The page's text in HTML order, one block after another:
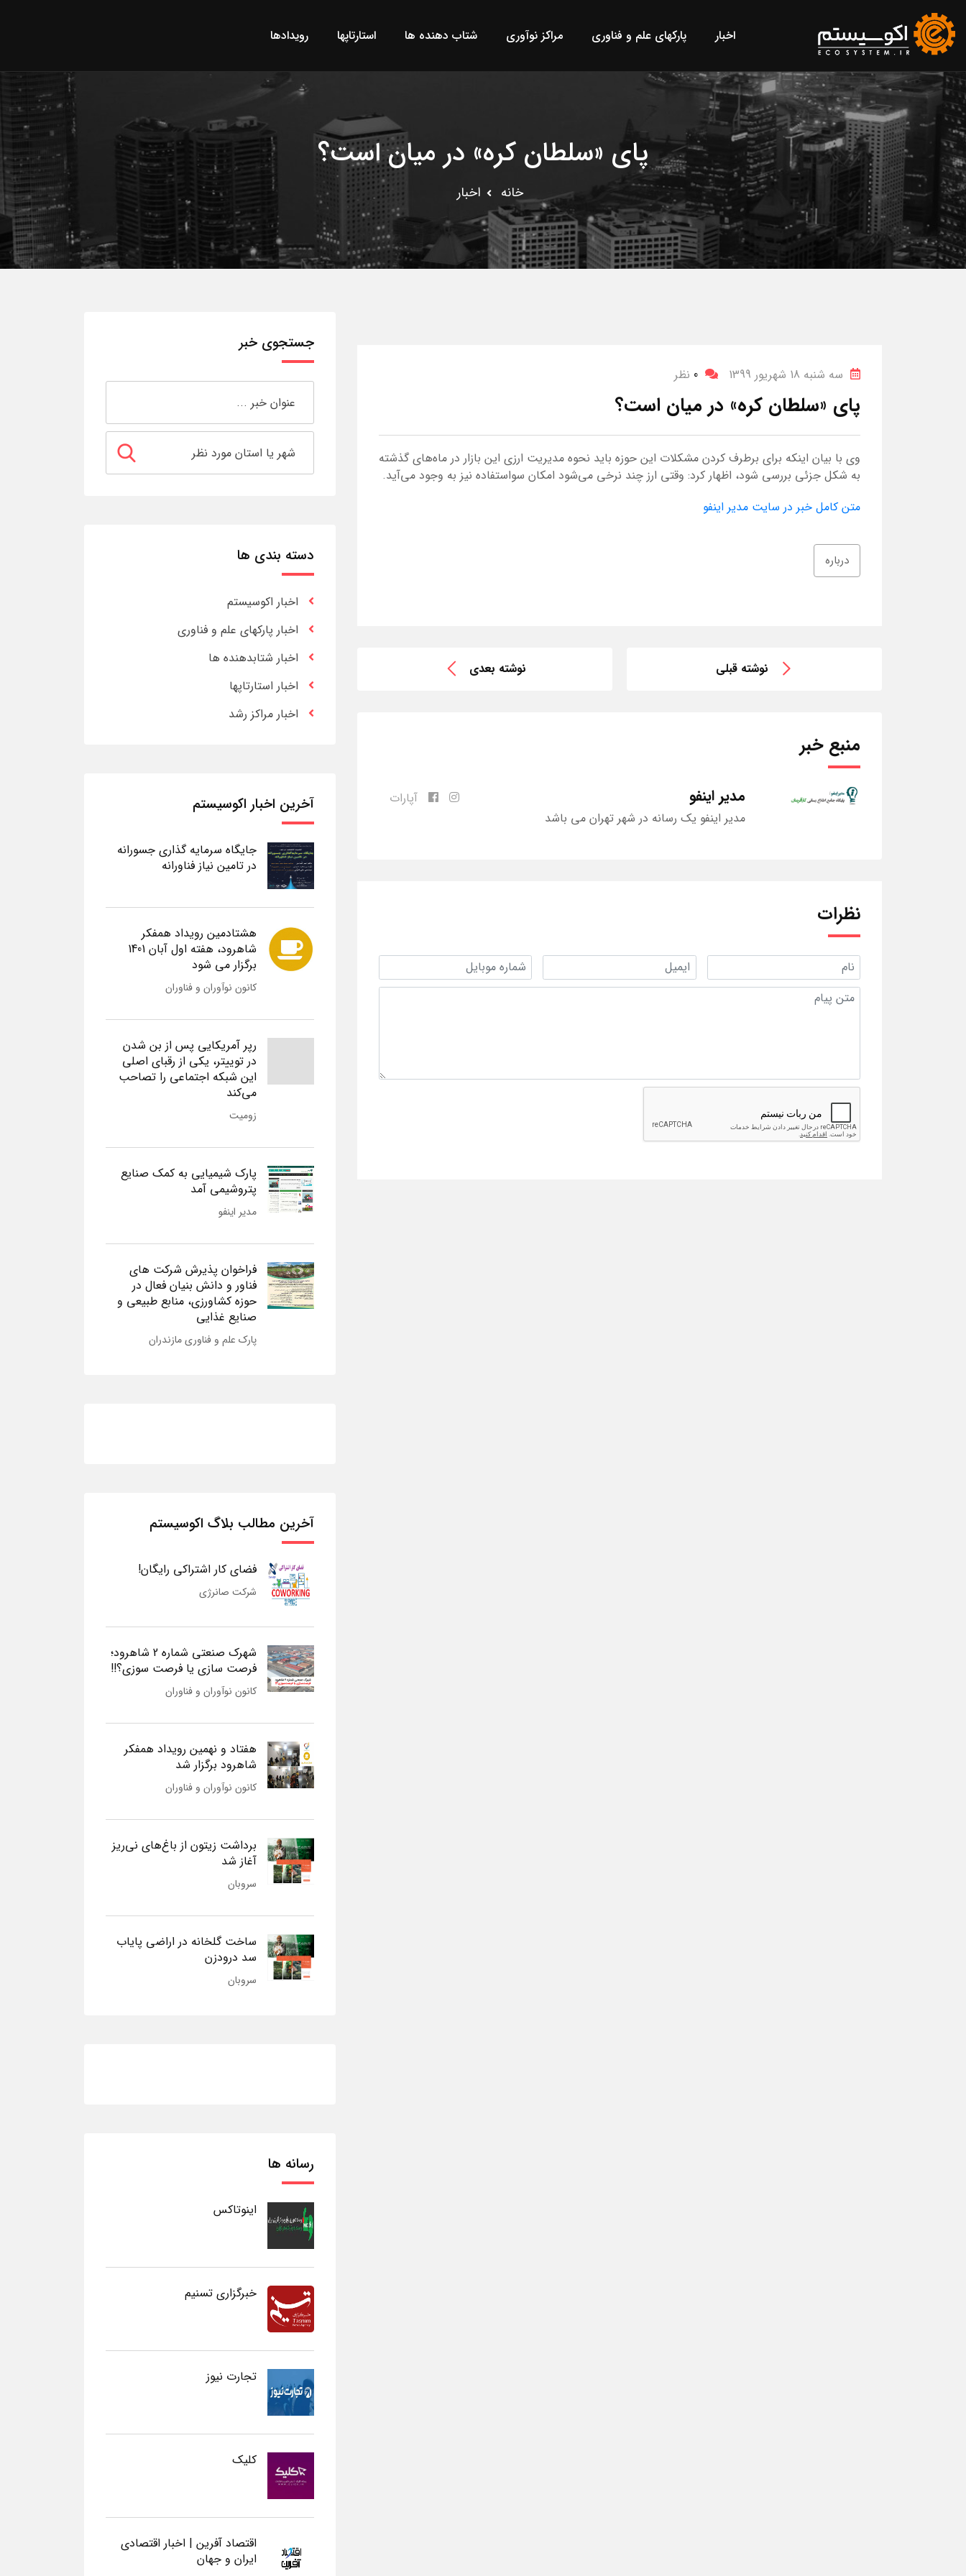
اخبار پارکهای علم و فناوری مراکز نوآوری شتاب دهنده ها استارتاپها رویدادها
پای «سلطان کره» در میان است؟
خانه اخبار
سه شنبه 18 شهریور 1399 0 نظر
پای «سلطان کره» در میان است؟
وی با بیان اینکه برای برطرف کردن مشکلات این حوزه باید نحوه مدیریت ارزی این بازار در ماه‌های گذشته
به شکل جزئی بررسی شود، اظهار کرد: وقتی ارز چند نرخی می‌شود امکان سواستفاده نیز به وجود می‌آید.
متن کامل خبر در سایت مدیر اینفو
درباره
نوشته قبلی نوشته بعدی
منبع خبر
مدیر اینفو
مدیر اینفو یک رسانه در شهر تهران می باشد
آپارات
نظرات
جستجوی خبر
دسته بندی ها
اخبار اکوسیستم
اخبار پارکهای علم و فناوری
اخبار شتابدهنده ها
اخبار استارتاپها
اخبار مراکز رشد
آخرین اخبار اکوسیستم
جایگاه سرمایه گذاری جسورانه
در تامین نیاز فناورانه
هشتادمین رویداد همفکر
شاهرود، هفته اول آبان 1401
برگزار می شود
کانون نوآوران و فناوران
رپر آمریکایی پس از بن شدن
در توییتر، یکی از رقبای اصلی
این شبکه اجتماعی را تصاحب
می‌کند
زومیت
پارک شیمیایی به کمک صنایع
پتروشیمی آمد
مدیر اینفو
فراخوان پذیرش شرکت های
فناور و دانش بنیان فعال در
حوزه کشاورزی، منابع طبیعی و
صنایع غذایی
پارک علم و فناوری مازندران
آخرین مطالب بلاگ اکوسیستم
فضای کار اشتراکی رایگان!
شرکت صانرژی
شهرک صنعتی شماره 2 شاهرود؛
فرصت سازی یا فرصت سوزی؟!!
کانون نوآوران و فناوران
هفتاد و نهمین رویداد همفکر
شاهرود برگزار شد
کانون نوآوران و فناوران
برداشت زیتون از باغ‌های نی‌ریز
آغاز شد
سروبان
ساخت گلخانه در اراضی پایاب
سد درودزن
سروبان
رسانه ها
اینوتاکس
خبرگزاری تسنیم
تجارت نیوز
کلیک
اقتصاد آفرین | اخبار اقتصادی
ایران و جهان